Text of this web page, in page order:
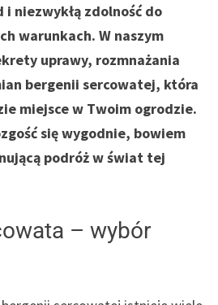
niezwykłą zdolność do
warunkach. W naszym
uprawy, rozmnażania
bergenii sercowatej, która
miejsce w Twoim ogrodzie.
się wygodnie, bowiem
podróż w świat tej
– wybór